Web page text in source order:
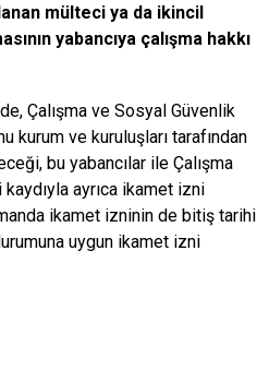
mülteci ya da ikincil
yabancıya çalışma hakkı
Çalışma ve Sosyal Güvenlik
kurum ve kuruluşları tarafından
bu yabancılar ile Çalışma
ayrıca ikamet izni
ikamet izninin de bitiş tarihi
uygun ikamet izni